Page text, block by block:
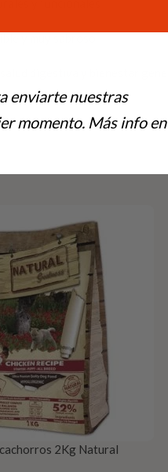
2Kg Natural
enviarte nuestras
momento. Más info en